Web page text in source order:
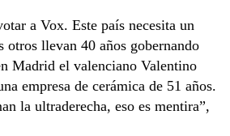
a Vox. Este país necesita un
llevan 40 años gobernando
Madrid el valenciano Valentino
empresa de cerámica de 51 años.
la ultraderecha, eso es mentira”,